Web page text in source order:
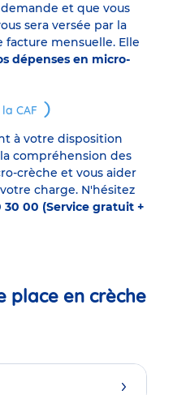
et que vous
sera versée par la
facture mensuelle. Elle
dépenses en micro-
CAF
à votre disposition
compréhension des
crèche et vous aider
charge. N'hésitez
30 00 (Service gratuit +
place en crèche